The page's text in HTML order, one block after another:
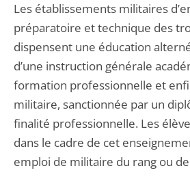
Les établissements militaires
préparatoire et technique des
dispensent une éducation
d’une instruction générale
formation professionnelle et
militaire, sanctionnée par un
finalité professionnelle. Les
dans le cadre de cet
emploi de militaire du rang ou